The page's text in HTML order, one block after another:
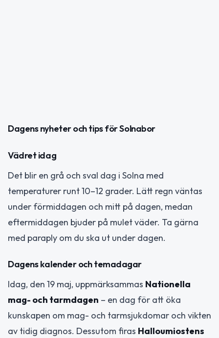
Dagens nyheter och tips för Solnabor
Vädret idag
Det blir en grå och sval dag i Solna med
temperaturer runt 10–12 grader. Lätt regn väntas
under förmiddagen och mitt på dagen, medan
eftermiddagen bjuder på mulet väder. Ta gärna
med paraply om du ska ut under dagen.
Dagens kalender och temadagar
Idag, den 19 maj, uppmärksammas Nationella
mag- och tarmdagen – en dag för att öka
kunskapen om mag- och tarmsjukdomar och vikten
av tidig diagnos. Dessutom firas Halloumiostens